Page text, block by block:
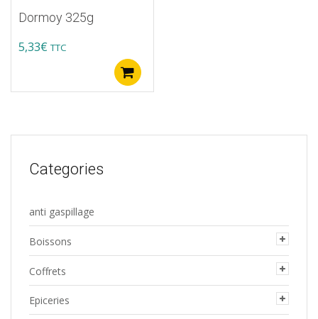
Dormoy 325g
5,33€ TTC
Categories
anti gaspillage
Boissons
Coffrets
Epiceries